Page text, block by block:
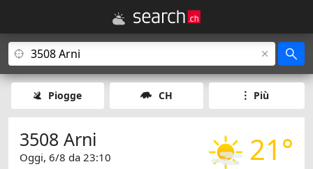
Piogge CH Più
21°
3508 Arni
Oggi, 6/8 da 23:10